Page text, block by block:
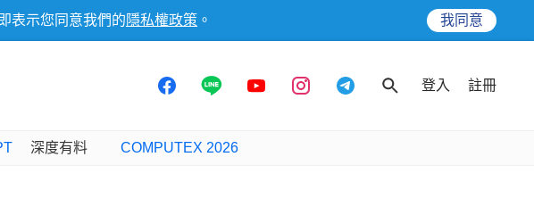
表示您同意我們的 隱私權政策 。 我同意
登入 註冊
深度有料 COMPUTEX 2026